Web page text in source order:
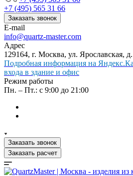
+7 (495) 565 31 66
Заказать звонок
E-mail
info@quartz-master.com
Адрес
129164, г. Москва, ул. Ярославская,
Подробная информация на
входа в здание и офис
Режим работы
Пн. – Пт.: с 9:00 до 21:00
Заказать звонок
Заказать расчет